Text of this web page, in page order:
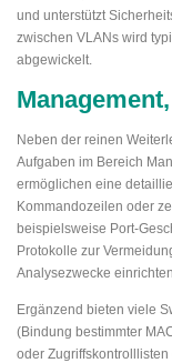
und unterstützt
zwischen VLANs wird
abgewickelt.
Neben der reinen
Aufgaben im Bereich
ermöglichen eine
Kommandozeilen oder
beispielsweise Port-
Protokolle zur
Analysezwecke einrichten.
Ergänzend bieten viele
(Bindung bestimmter
oder